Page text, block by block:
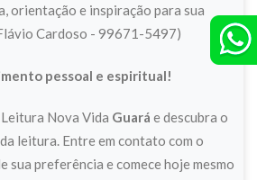
orientação e inspiração para sua
Cardoso - 99671-5497)
pessoal e espiritual!
Nova Vida Guará e descubra o
leitura. Entre em contato com o
preferência e comece hoje mesmo